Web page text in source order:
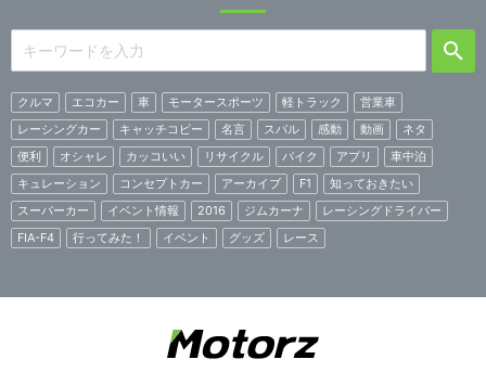
クルマ エコカー 車 モータースポーツ 軽トラック
営業車
レーシングカー
キャッチコピー 名言 スバル 感動 動画
ネタ
便利
オシャレ カッコいい リサイクル バイク アプリ
車中泊
キュレーション
コンセプトカー アーカイブ F1
知っておきたい
スーパーカー
イベント情報 2016 ジムカーナ
レーシングドライバー
FIA-F4
行ってみた！ イベント グッズ レース